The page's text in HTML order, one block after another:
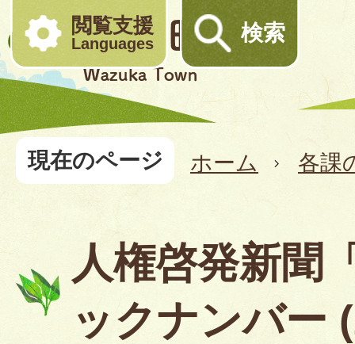
閲覧支援
Languages 検索
現在のページ ホーム 各課
人権啓発新聞
ックナンバー